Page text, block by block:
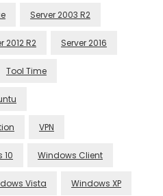
Server 2003 R2
2012 R2 Server 2016
Tool Time
VPN
10 Windows Client
Vista Windows XP